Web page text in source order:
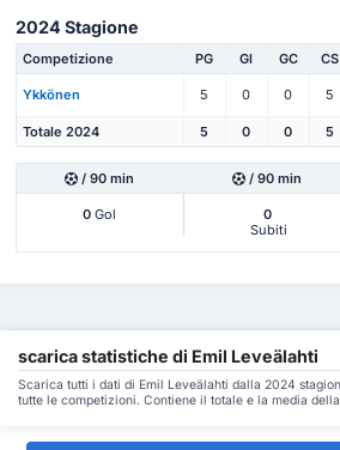
2024 Stagione
Competizione PG Gl GC CS
Ykkönen 5 0 0 5
Totale 2024 5 0 0 5
/ 90 min / 90 min
0 Gol
0
Subiti
scarica statistiche di Emil Leveälahti
Scarica tutti i dati di Emil Leveälahti dalla 2024
tutte le competizioni. Contiene il totale e la media